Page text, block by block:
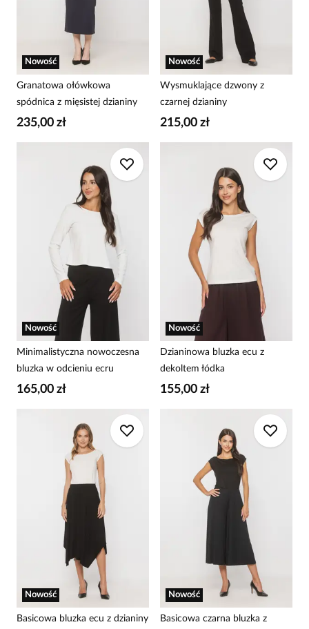
Nowość
Granatowa ołówkowa
spódnica z mięsistej dzianiny
235,00 zł
Nowość
Wysmuklające dzwony z
czarnej dzianiny
215,00 zł
Nowość
Minimalistyczna nowoczesna
bluzka w odcieniu ecru
165,00 zł
Nowość
Dzianinowa bluzka ecu z
dekoltem łódka
155,00 zł
Nowość
Basicowa bluzka ecu z dzianiny
Nowość
Basicowa czarna bluzka z